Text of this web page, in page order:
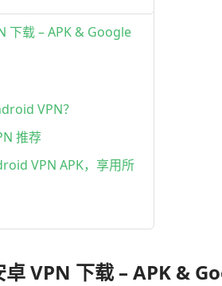
下载 – APK & Google
VPN？
推荐
VPN APK，享用所
卓 VPN 下载 – APK &